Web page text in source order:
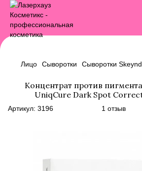
Лицо Сыворотки Сыворотки
Концентрат против
UniqCure Dark Spot
Артикул: 3196 1 отзыв